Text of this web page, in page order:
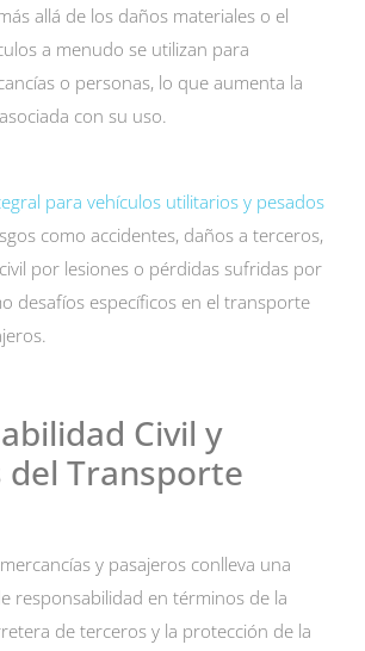
allá de los daños materiales o el
a menudo se utilizan para
o personas, lo que aumenta la
con su uso.
para vehículos utilitarios y pesados
como accidentes, daños a terceros,
por lesiones o pérdidas sufridas por
desafíos específicos en el transporte
Civil y
del Transporte
y pasajeros conlleva una
responsabilidad en términos de la
de terceros y la protección de la